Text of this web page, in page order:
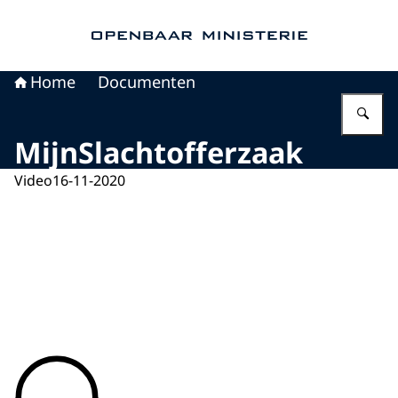
Home Documenten
MijnSlachtofferzaak
Video16-11-2020